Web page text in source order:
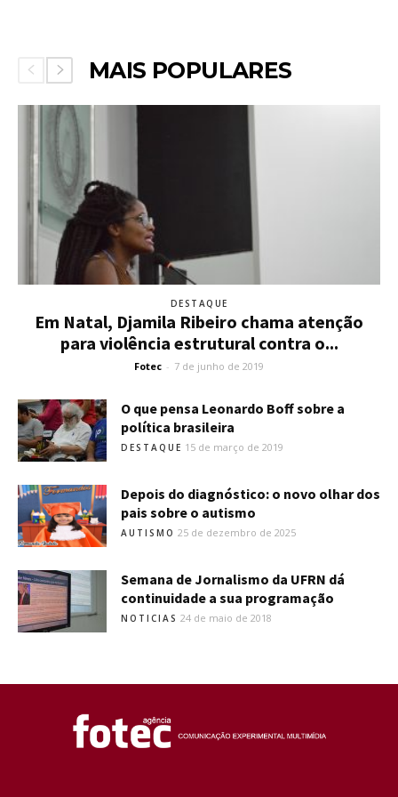
MAIS POPULARES
DESTAQUE
Em Natal, Djamila Ribeiro chama atenção
para violência estrutural contra o...
Fotec - 7 de junho de 2019
O que pensa Leonardo Boff sobre a
política brasileira
DESTAQUE 15 de março de 2019
Depois do diagnóstico: o novo olhar dos
pais sobre o autismo
AUTISMO 25 de dezembro de 2025
Semana de Jornalismo da UFRN dá
continuidade a sua programação
NOTICIAS 24 de maio de 2018